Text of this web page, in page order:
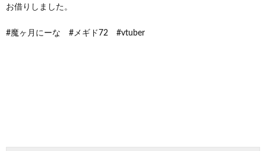
お借りしました。
#魔ヶ月にーな #メギド72 #vtuber